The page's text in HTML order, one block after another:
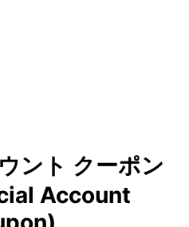
ント クーポン
Account